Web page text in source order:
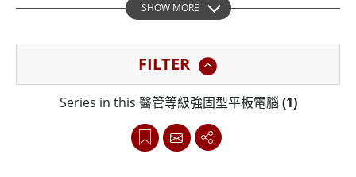
或清潔液的使用，從而最大限度地提高了安全性和衛生
功能，可以承受經常暴露於刺激性化學品和液體的情況，
確保其使用壽命和可靠性。
除了耐用性之外，融程醫管等級強固型平板電腦還配備了
SHOW MORE
FILTER
Series in this 醫管等級強固型平板電腦 (1)